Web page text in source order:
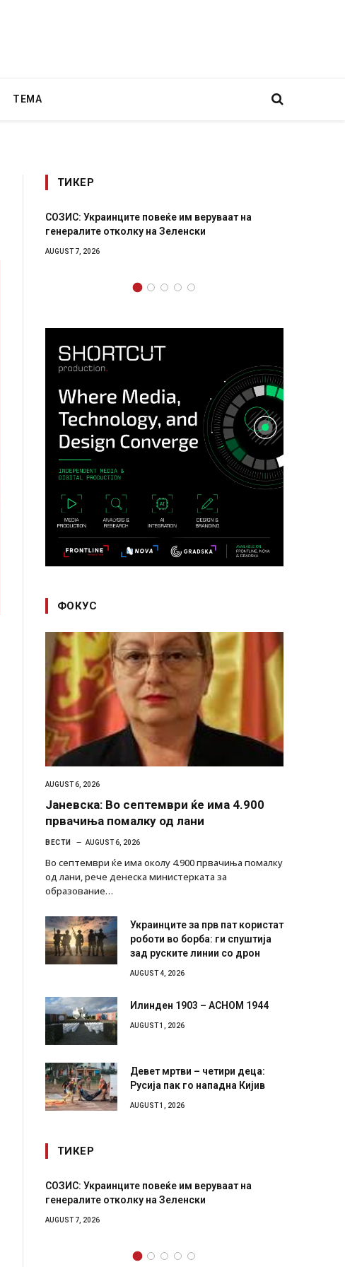
ТЕМА
ТИКЕР
СОЗИС: Украинците повеќе им веруваат на
генералите отколку на Зеленски
AUGUST 7, 2026
ФОКУС
AUGUST 6, 2026
Јаневска: Во септември ќе има 4.900
првачиња помалку од лани
ВЕСТИ AUGUST 6, 2026
Во септември ќе има околу 4.900 првачиња помалку
од лани, рече денеска министерката за
образование…
Украинците за прв пат користат
роботи во борба: ги спуштија
зад руските линии со дрон
AUGUST 4, 2026
Илинден 1903 – АСНОМ 1944
AUGUST 1, 2026
Девет мртви – четири деца:
Русија пак го нападна Кијив
AUGUST 1, 2026
ТИКЕР
СОЗИС: Украинците повеќе им веруваат на
генералите отколку на Зеленски
AUGUST 7, 2026